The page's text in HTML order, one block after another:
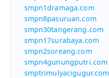
smpn1dramaga.com
smpn8pasuruan.com
smpn30tangerang.com
smpn17surabaya.com
smpn2soreang.com
smpn4gunungputri.com
smptrimulyacigugur.com